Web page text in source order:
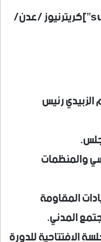
[su_label type=”warning”]كريترنيوز /عدن/
رئيس
والمنظمات
المقاومة
المدني.